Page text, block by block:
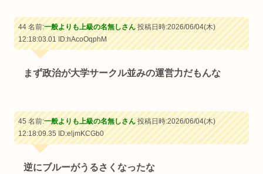
44 名前:一般よりも上級の名無しさん投稿日時:2026/06/04(木)
12:18:03.01ID:hAcoOqphM
まず政治が大学サークル並みの運営力だもんな
45 名前:一般よりも上級の名無しさん投稿日時:2026/06/04(木)
12:18:09.35ID:eljmKCGb0
逆にブルーがうるさくなったな